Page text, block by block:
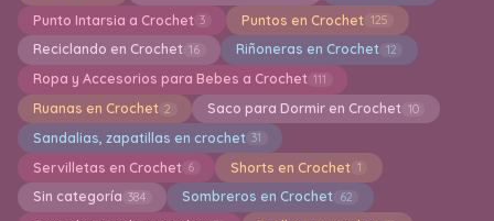
Punto Intarsia a Crochet 3 Puntos en Crochet 125
Reciclando en Crochet 16 Riñoneras en Crochet 12
Ropa y Accesorios para Bebes a Crochet 111
Ruanas en Crochet 2 Saco para Dormir en Crochet 10
Sandalias, zapatillas en crochet 31
Servilletas en Crochet 6 Shorts en Crochet 1
Sin categoría 384 Sombreros en Crochet 62